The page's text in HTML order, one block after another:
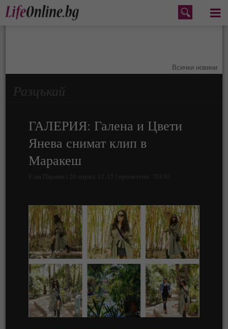
Меню
Всички новини
Разцъкай
ГАЛЕРИЯ: Галена и Цвети
Янева снимат клип в
Маракеш
Елза Парини | 20 април, 11:15 | прочетена: 70130